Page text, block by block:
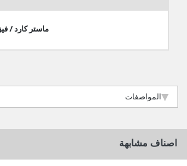
ماستر كارد /
المواصفات
اصناف مشابهة